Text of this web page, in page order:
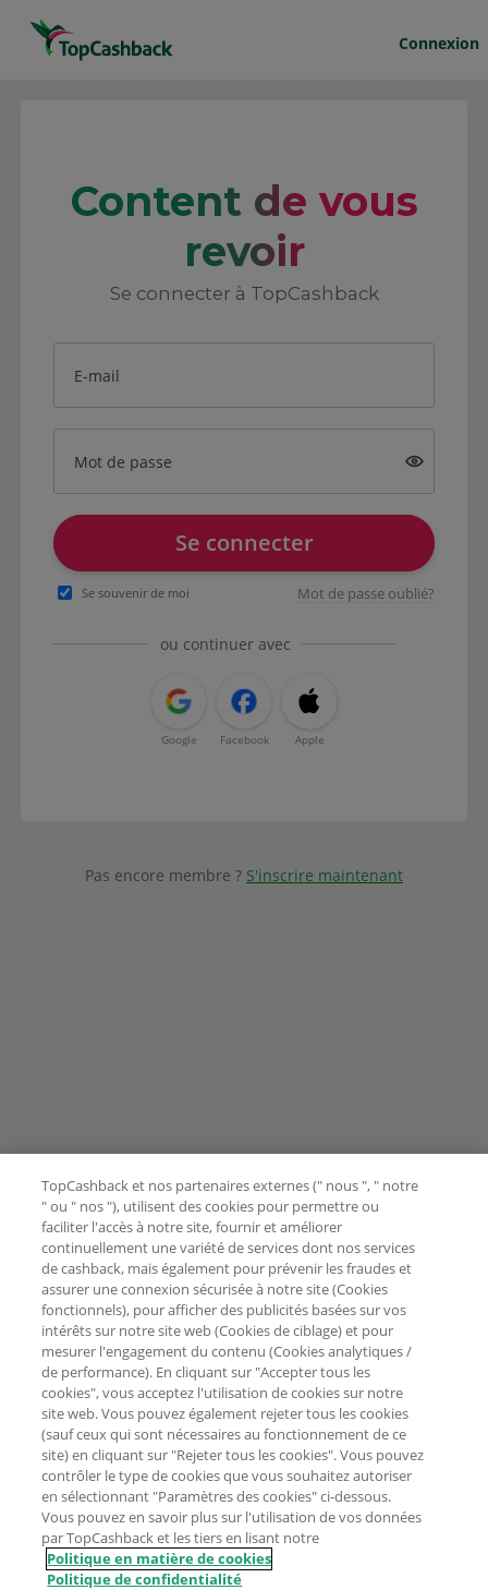
Connexion
Content de vous
revoir
Se connecter à TopCashback
E-mail
Mot de passe
Se connecter
Se souvenir de moi Mot de passe oublié?
ou continuer avec
Google Facebook Apple
Pas encore membre ? S'inscrire maintenant
TopCashback et nos partenaires externes (" nous ", " notre
" ou " nos "), utilisent des cookies pour permettre ou
faciliter l'accès à notre site, fournir et améliorer
continuellement une variété de services dont nos services
de cashback, mais également pour prévenir les fraudes et
assurer une connexion sécurisée à notre site (Cookies
fonctionnels), pour afficher des publicités basées sur vos
intérêts sur notre site web (Cookies de ciblage) et pour
mesurer l'engagement du contenu (Cookies analytiques /
de performance). En cliquant sur "Accepter tous les
cookies", vous acceptez l'utilisation de cookies sur notre
site web. Vous pouvez également rejeter tous les cookies
(sauf ceux qui sont nécessaires au fonctionnement de ce
site) en cliquant sur "Rejeter tous les cookies". Vous pouvez
contrôler le type de cookies que vous souhaitez autoriser
en sélectionnant "Paramètres des cookies" ci-dessous.
Vous pouvez en savoir plus sur l'utilisation de vos données
par TopCashback et les tiers en lisant notre
Politique en matière de cookies
Politique de confidentialité